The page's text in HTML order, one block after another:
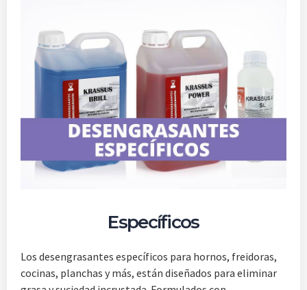
Específicos
Los desengrasantes específicos para hornos, freidoras,
cocinas, planchas y más, están diseñados para eliminar